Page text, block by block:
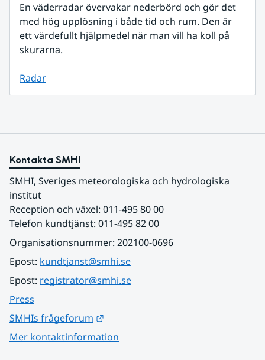
En väderradar övervakar nederbörd och gör det
med hög upplösning i både tid och rum. Den är
ett värdefullt hjälpmedel när man vill ha koll på
skurarna.
Radar
Kontakta SMHI
SMHI, Sveriges meteorologiska och hydrologiska
institut
Reception och växel: 011-495 80 00
Telefon kundtjänst: 011-495 82 00
Organisationsnummer: 202100-0696
Epost: kundtjanst@smhi.se
Epost: registrator@smhi.se
Press
SMHIs frågeforum
Mer kontaktinformation